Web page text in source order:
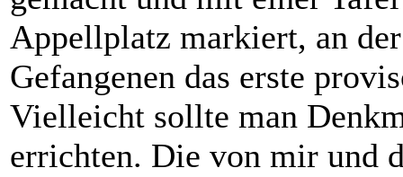
Appellplatz markiert, an
Gefangenen das erste
Vielleicht sollte man
errichten. Die von mir und